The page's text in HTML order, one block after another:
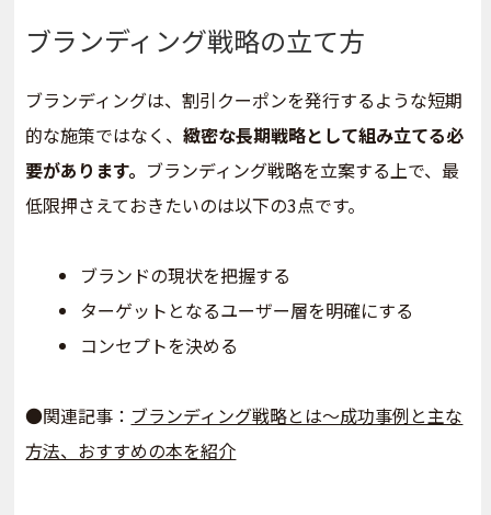
ブランディング戦略の立て方
ブランディングは、割引クーポンを発行するような短期
的な施策ではなく、緻密な長期戦略として組み立てる必
要があります。 ブランディング戦略を立案する上で、最
低限押さえておきたいのは以下の3点です。
ブランドの現状を把握する
ターゲットとなるユーザー層を明確にする
コンセプトを決める
●関連記事： ブランディング戦略とは～成功事例と主な
方法、おすすめの本を紹介